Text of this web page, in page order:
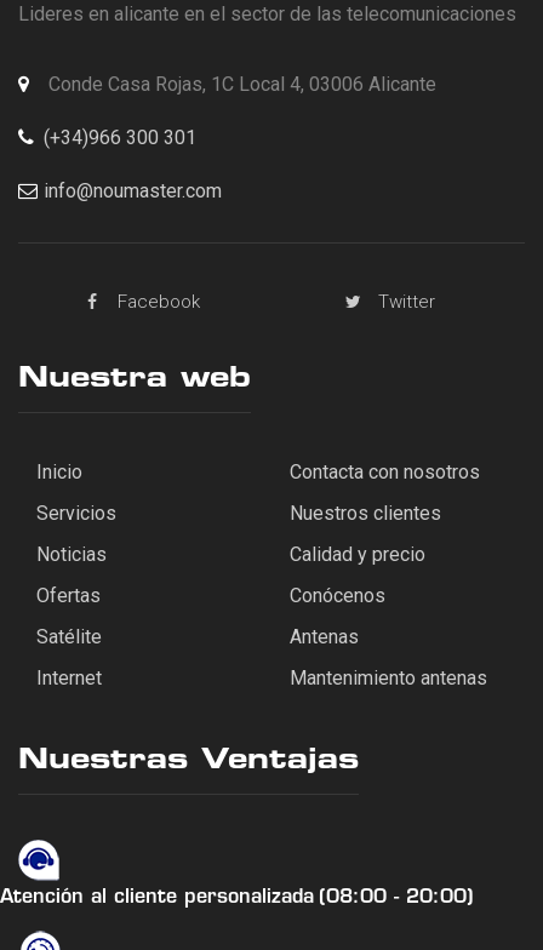
Lideres en alicante en el sector de las telecomunicaciones
Conde Casa Rojas, 1C Local 4, 03006 Alicante
(+34)966 300 301
info@noumaster.com
Facebook Twitter
Nuestra web
Inicio
Servicios
Noticias
Ofertas
Satélite
Internet
Contacta con nosotros
Nuestros clientes
Calidad y precio
Conócenos
Antenas
Mantenimiento antenas
Nuestras Ventajas
Atención al cliente personalizada (08:00 - 20:00)